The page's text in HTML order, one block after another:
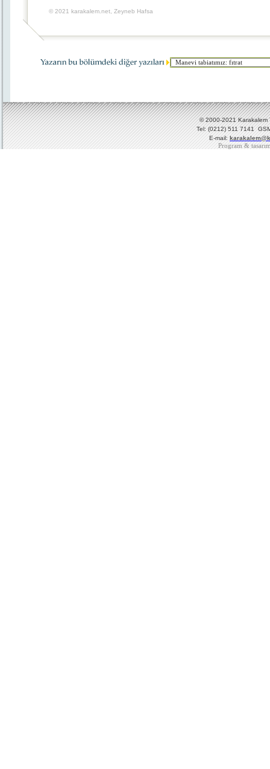
© 2021 karakalem.net, Zeyneb Hafsa
© 2000-2021 Karakalem
Tel: (0212) 511 7141
E-mail:
Program &